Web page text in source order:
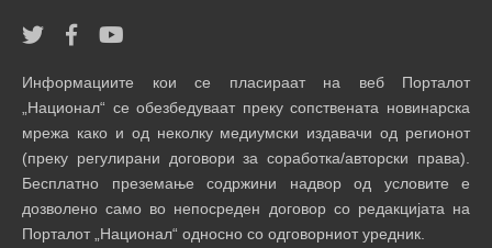
Информациите кои се пласираат на веб Порталот
„Национал“ се обезбедуваат преку сопствената новинарска
мрежа како и од неколку медиумски издавачи од регионот
(преку регулирани договори за соработка/авторски права).
Бесплатно преземање содржини надвор од условите е
дозволено само во непосреден договор со редакцијата на
Порталот „Национал“ односно со одговорниот уредник.